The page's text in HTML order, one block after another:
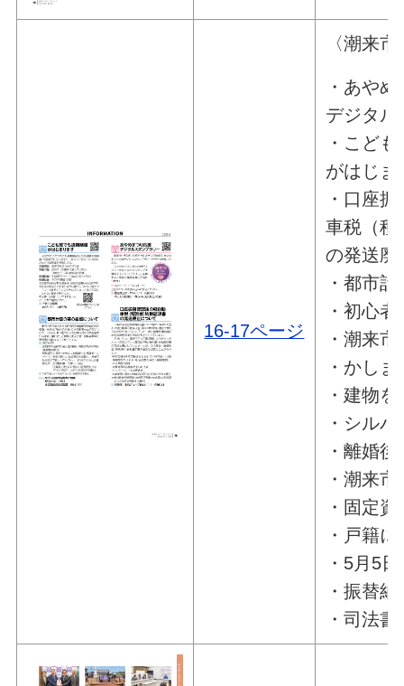
16-17ページ
〈潮来
・あや
デジタル
・こど
がはじま
・口座
車税（種
の発送廃
・都市
・初心
・潮来
・かし
・建物
・シル
・離婚
・潮来
・固定
・戸籍
・5月5
・振替
・司法